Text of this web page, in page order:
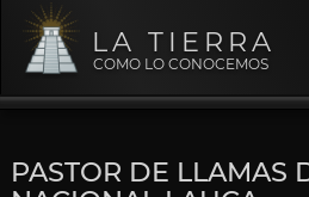
LA TIERRA
COMO LO CONOCEMOS
PASTOR DE LLAMAS